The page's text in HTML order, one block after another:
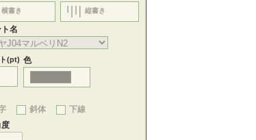
横書き 縦書き
名
(pt) 色
斜体
下線
度